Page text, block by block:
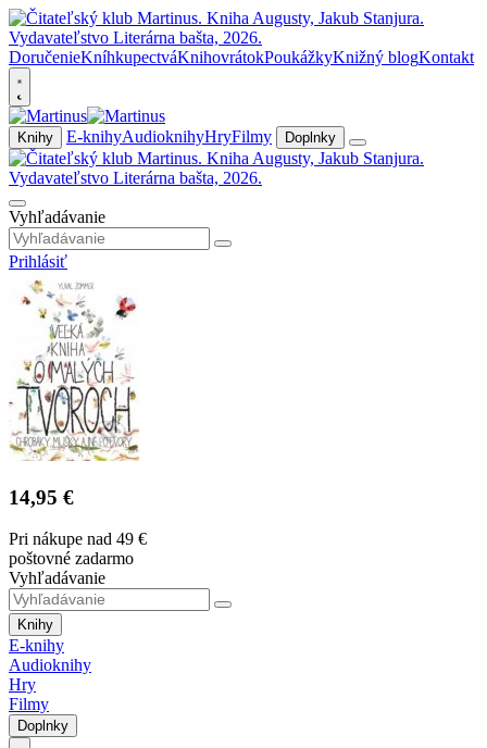
DoručenieKníhkupectváKnihovrátokPoukážkyKnižný blogKontakt
Knihy E-knihyAudioknihyHryFilmy Doplnky
Vyhľadávanie
Prihlásiť
14,95 €
Pri nákupe nad 49 €
poštovné zadarmo
Vyhľadávanie
Knihy
E-knihy
Audioknihy
Hry
Filmy
Doplnky